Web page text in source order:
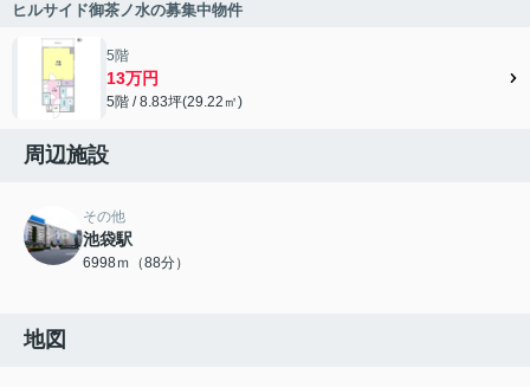
ヒルサイド御茶ノ水の募集中物件
5階
13万円
5階 / 8.83坪(29.22㎡)
周辺施設
その他
池袋駅
6998ｍ（88分）
地図